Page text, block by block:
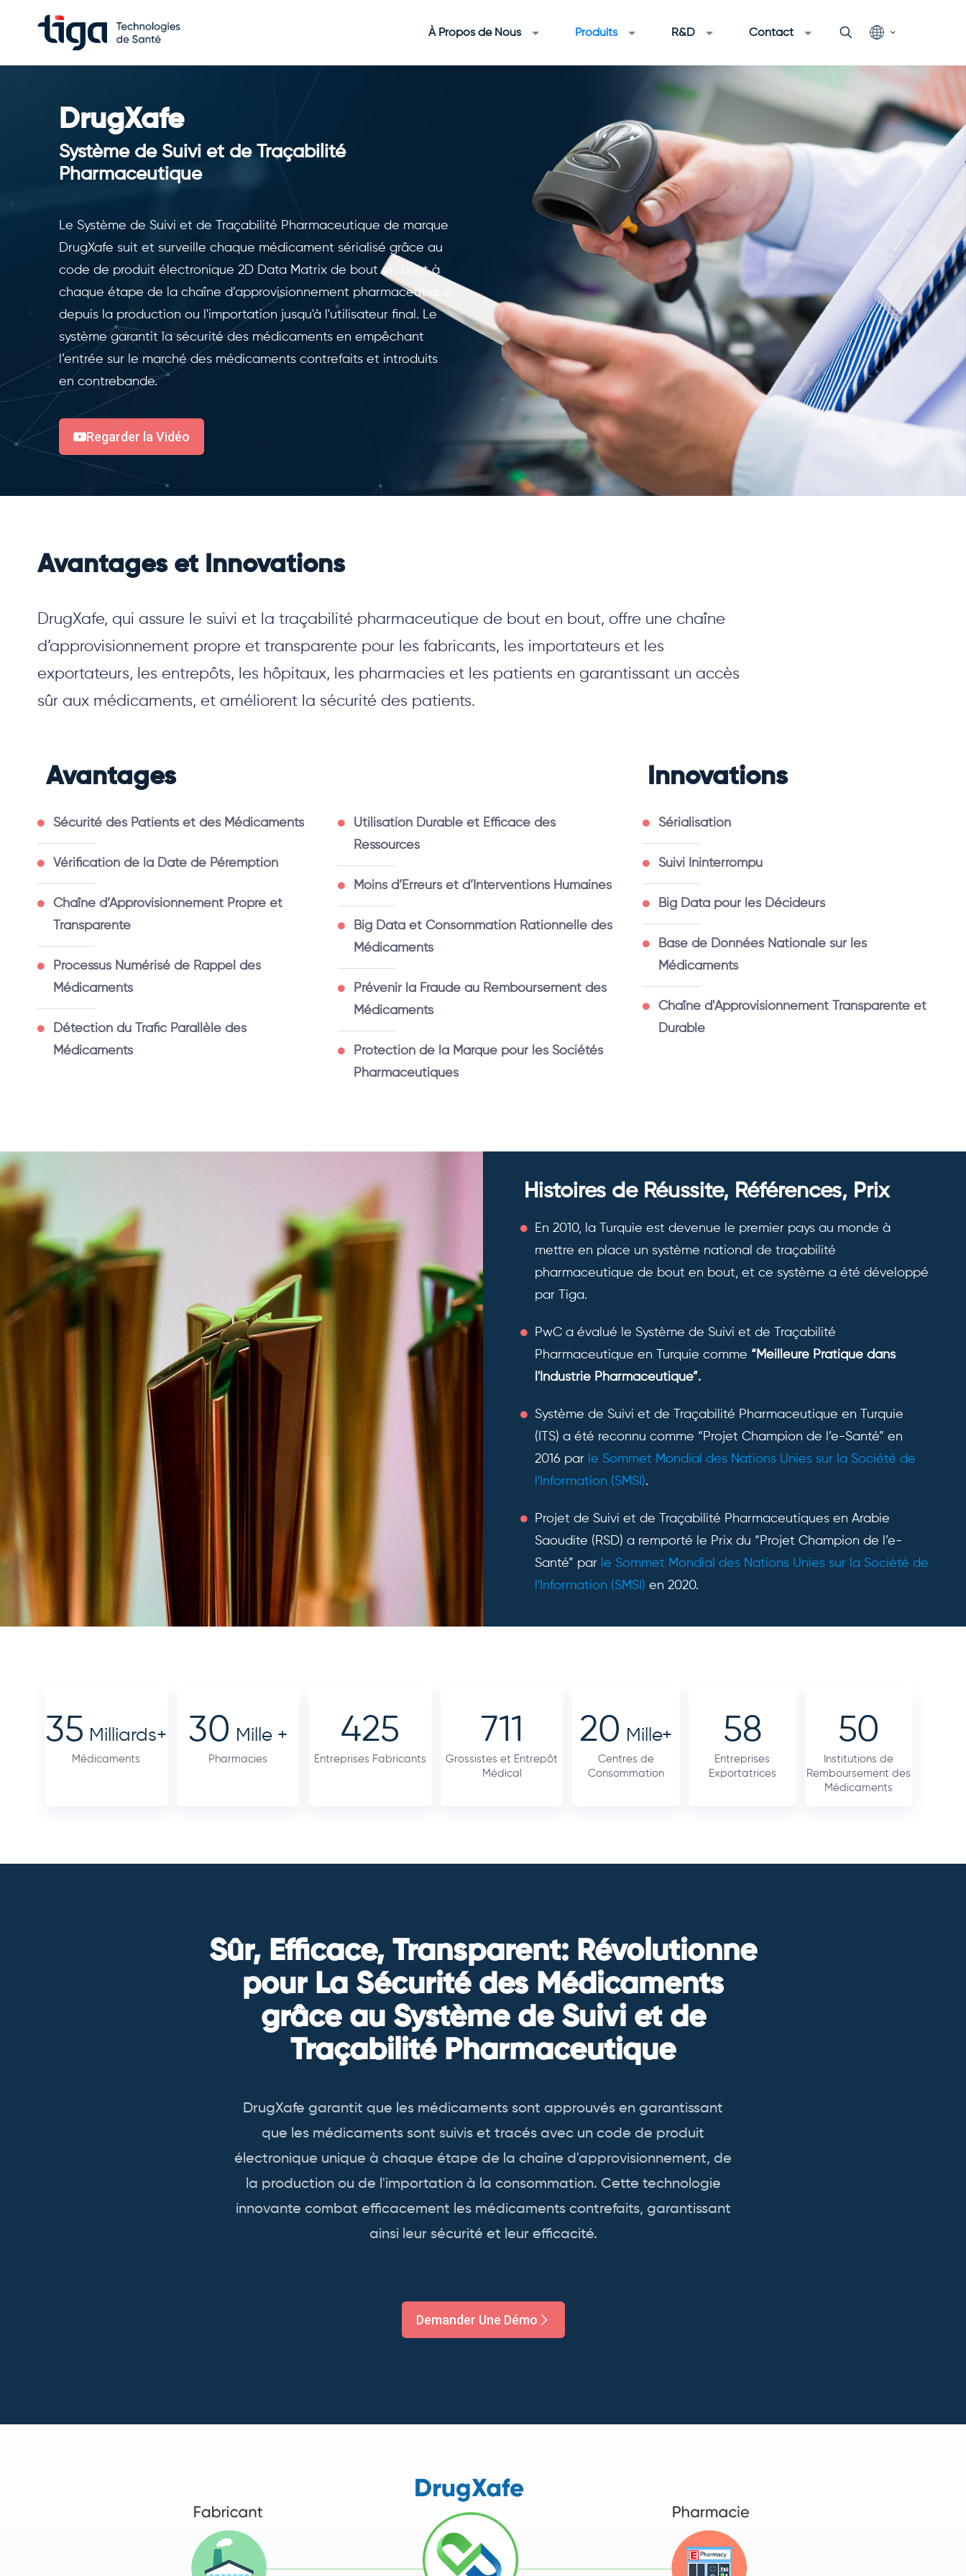
À Propos de Nous Produits R&D Contact
DrugXafe
Système de Suivi et de Traçabilité
Pharmaceutique
Le Système de Suivi et de Traçabilité Pharmaceutique de marque
DrugXafe suit et surveille chaque médicament sérialisé grâce au
code de produit électronique 2D Data Matrix de bout en bout à
chaque étape de la chaîne d’approvisionnement pharmaceutique
depuis la production ou l'importation jusqu'à l'utilisateur final. Le
système garantit la sécurité des médicaments en empêchant
l’entrée sur le marché des médicaments contrefaits et introduits
en contrebande.
Regarder la Vidéo
Avantages et Innovations
DrugXafe, qui assure le suivi et la traçabilité pharmaceutique de bout en bout, offre une chaîne
d’approvisionnement propre et transparente pour les fabricants, les importateurs et les
exportateurs, les entrepôts, les hôpitaux, les pharmacies et les patients en garantissant un accès
sûr aux médicaments, et améliorent la sécurité des patients.
Avantages
Sécurité des Patients et des Médicaments
Vérification de la Date de Péremption
Chaîne d’Approvisionnement Propre et
Transparente
Processus Numérisé de Rappel des
Médicaments
Détection du Trafic Parallèle des
Médicaments
Utilisation Durable et Efficace des
Ressources
Moins d’Erreurs et d’Interventions Humaines
Big Data et Consommation Rationnelle des
Médicaments
Prévenir la Fraude au Remboursement des
Médicaments
Protection de la Marque pour les Sociétés
Pharmaceutiques
Innovations
Sérialisation
Suivi Ininterrompu
Big Data pour les Décideurs
Base de Données Nationale sur les
Médicaments
Chaîne d'Approvisionnement Transparente et
Durable
Histoires de Réussite, Références, Prix
En 2010, la Turquie est devenue le premier pays au monde à
mettre en place un système national de traçabilité
pharmaceutique de bout en bout, et ce système a été développé
par Tiga.
PwC a évalué le Système de Suivi et de Traçabilité
Pharmaceutique en Turquie comme “Meilleure Pratique dans
l'Industrie Pharmaceutique”.
Système de Suivi et de Traçabilité Pharmaceutique en Turquie
(ITS) a été reconnu comme “Projet Champion de l’e-Santé” en
2016 par le Sommet Mondial des Nations Unies sur la Société de
l'Information (SMSI).
Projet de Suivi et de Traçabilité Pharmaceutiques en Arabie
Saoudite (RSD) a remporté le Prix du “Projet Champion de l’e-
Santé” par le Sommet Mondial des Nations Unies sur la Société de
l'Information (SMSI) en 2020.
35 Milliards+
Médicaments
30 Mille +
Pharmacies
425
Entreprises Fabricants
711
Grossistes et Entrepôt
Médical
20 Mille+
Centres de
Consommation
58
Entreprises
Exportatrices
50
Institutions de
Remboursement des
Médicaments
Sûr, Efficace, Transparent: Révolutionne
pour La Sécurité des Médicaments
grâce au Système de Suivi et de
Traçabilité Pharmaceutique
DrugXafe garantit que les médicaments sont approuvés en garantissant
que les médicaments sont suivis et tracés avec un code de produit
électronique unique à chaque étape de la chaîne d'approvisionnement, de
la production ou de l'importation à la consommation. Cette technologie
innovante combat efficacement les médicaments contrefaits, garantissant
ainsi leur sécurité et leur efficacité.
Demander Une Démo